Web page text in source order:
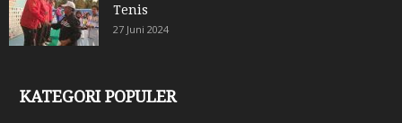
Tenis
27 Juni 2024
KATEGORI POPULER